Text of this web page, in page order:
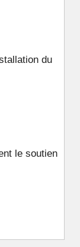
du
le soutien